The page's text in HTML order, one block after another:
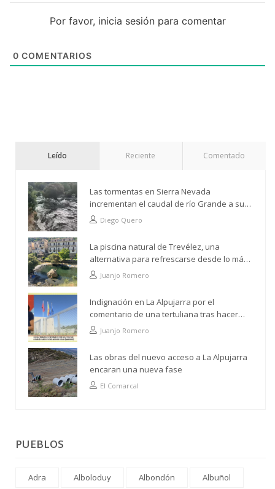
Por favor, inicia sesión para comentar
0 COMENTARIOS
Leído Reciente Comentado
Las tormentas en Sierra Nevada
incrementan el caudal de río Grande a su
paso por Trevélez
Diego Quero
La piscina natural de Trevélez, una
alternativa para refrescarse desde lo más
altoJuanjo Romero
Indignación en La Alpujarra por el
comentario de una tertuliana tras hacer
alusión al analfabetismo con la comarca
Juanjo Romero
Las obras del nuevo acceso a La Alpujarra
encaran una nueva fase
El Comarcal
PUEBLOS
Adra Alboloduy Albondón
Albuñol